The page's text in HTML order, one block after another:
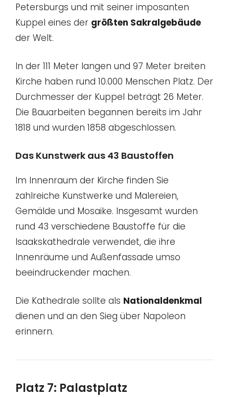
Petersburgs und mit seiner imposanten
Kuppel eines der größten Sakralgebäude
der Welt.
In der 111 Meter langen und 97 Meter breiten
Kirche haben rund 10.000 Menschen Platz. Der
Durchmesser der Kuppel beträgt 26 Meter.
Die Bauarbeiten begannen bereits im Jahr
1818 und wurden 1858 abgeschlossen.
Das Kunstwerk aus 43 Baustoffen
Im Innenraum der Kirche finden Sie
zahlreiche Kunstwerke und Malereien,
Gemälde und Mosaike. Insgesamt wurden
rund 43 verschiedene Baustoffe für die
Isaakskathedrale verwendet, die ihre
Innenräume und Außenfassade umso
beeindruckender machen.
Die Kathedrale sollte als Nationaldenkmal
dienen und an den Sieg über Napoleon
erinnern.
Platz 7: Palastplatz